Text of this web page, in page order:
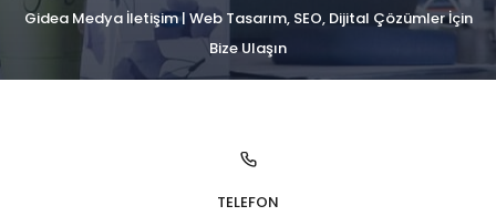
Gidea Medya İletişim | Web Tasarım, SEO, Dijital Çözümler İçin
Bize Ulaşın
TELEFON